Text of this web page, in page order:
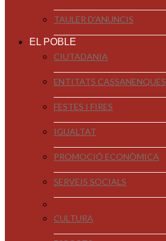
TAULER D'ANUNCIS
EL POBLE
CIUTADANIA
ENTITATS CASSANENQUES
FESTES I FIRES
IGUALTAT
PROMOCIÓ ECONÒMICA
SERVEIS SOCIALS
CULTURA